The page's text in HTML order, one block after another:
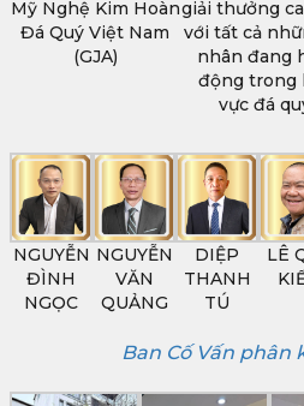
Mỹ Nghệ Kim Hoàn
Đá Quý Việt Nam
(GJA)
giải thưởng
với tất cả
nhân đang
động trong
vực đá
NGUYỄN
ĐÌNH
NGỌC
NGUYỄN
VĂN
QUẢNG
DIỆP
THANH
TÚ
LÊ
Ban Cố Vấn phân